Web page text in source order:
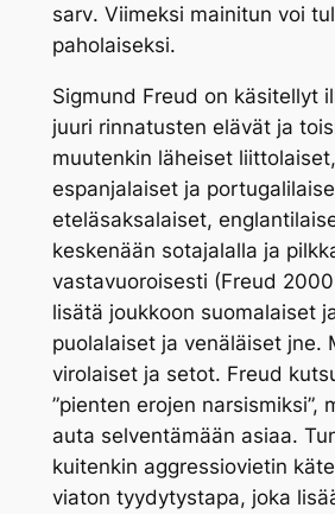
sarv. Viimeksi mainitun voi
paholaiseksi.
Sigmund Freud on käsitellyt
juuri rinnatusten elävät ja
muutenkin läheiset
espanjalaiset ja
eteläsaksalaiset,
keskenään sotajalalla ja
vastavuoroisesti (Freud
lisätä joukkoon suomalaiset
puolalaiset ja venäläiset jne.
virolaiset ja setot. Freud
”pienten erojen narsismiksi”,
auta selventämään asiaa.
kuitenkin aggressiovietin
viaton tyydytystapa, joka